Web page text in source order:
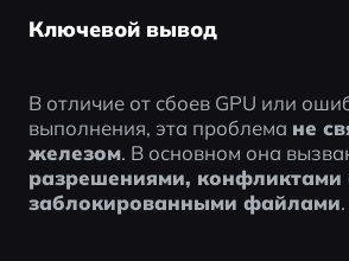
Ключевой вывод
В отличие от сбоев GPU или
выполнения, эта проблема не
железом
разрешениями, конфликтами
заблокированными файлами.